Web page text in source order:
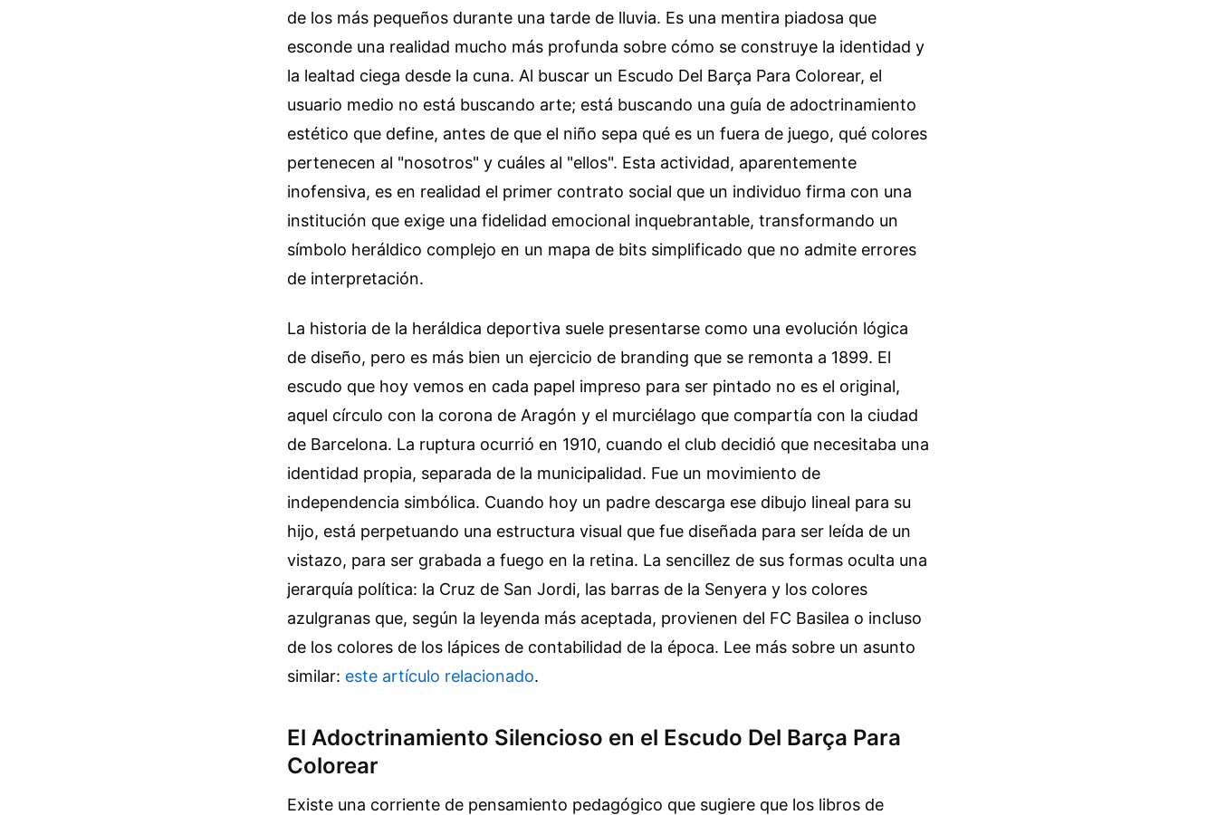
de los más pequeños durante una tarde de lluvia. Es una mentira piadosa que
esconde una realidad mucho más profunda sobre cómo se construye la identidad y
la lealtad ciega desde la cuna. Al buscar un Escudo Del Barça Para Colorear, el
usuario medio no está buscando arte; está buscando una guía de adoctrinamiento
estético que define, antes de que el niño sepa qué es un fuera de juego, qué colores
pertenecen al "nosotros" y cuáles al "ellos". Esta actividad, aparentemente
inofensiva, es en realidad el primer contrato social que un individuo firma con una
institución que exige una fidelidad emocional inquebrantable, transformando un
símbolo heráldico complejo en un mapa de bits simplificado que no admite errores
de interpretación.
La historia de la heráldica deportiva suele presentarse como una evolución lógica
de diseño, pero es más bien un ejercicio de branding que se remonta a 1899. El
escudo que hoy vemos en cada papel impreso para ser pintado no es el original,
aquel círculo con la corona de Aragón y el murciélago que compartía con la ciudad
de Barcelona. La ruptura ocurrió en 1910, cuando el club decidió que necesitaba una
identidad propia, separada de la municipalidad. Fue un movimiento de
independencia simbólica. Cuando hoy un padre descarga ese dibujo lineal para su
hijo, está perpetuando una estructura visual que fue diseñada para ser leída de un
vistazo, para ser grabada a fuego en la retina. La sencillez de sus formas oculta una
jerarquía política: la Cruz de San Jordi, las barras de la Senyera y los colores
azulgranas que, según la leyenda más aceptada, provienen del FC Basilea o incluso
de los colores de los lápices de contabilidad de la época. Lee más sobre un asunto
similar: este artículo relacionado.
El Adoctrinamiento Silencioso en el Escudo Del Barça Para
Colorear
Existe una corriente de pensamiento pedagógico que sugiere que los libros de